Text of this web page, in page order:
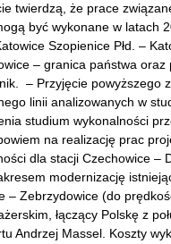
twierdzą, że prace
być wykonane w latach
Szopienice Płd. –
– granica państwa oraz
– Przyjęcie powyższego
linii analizowanych w
studium wykonalności
na realizację prac
dla stacji Czechowice –
modernizację
– Zebrzydowice (do
łączący Polskę z
Andrzej Massel. Koszty